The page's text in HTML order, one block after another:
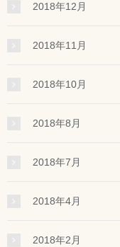
2018年12月
2018年11月
2018年10月
2018年8月
2018年7月
2018年4月
2018年2月